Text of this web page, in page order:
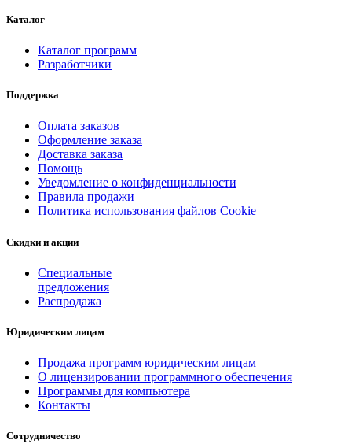
Каталог
Каталог программ
Разработчики
Поддержка
Оплата заказов
Оформление заказа
Доставка заказа
Помощь
Уведомление о конфиденциальности
Правила продажи
Политика использования файлов Cookie
Скидки и акции
Специальные
предложения
Распродажа
Юридическим лицам
Продажа программ юридическим лицам
О лицензировании программного обеспечения
Программы для компьютера
Контакты
Сотрудничество